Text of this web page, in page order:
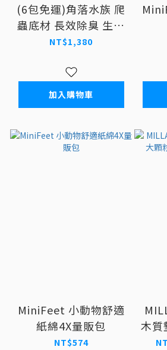
(6包免運)角落水族 爬
蟲底材 長效除臭 生態
砂2Kg (曠土棕/米白/
NT$1,380
加入購物車
MiniFeet 小動物舒適
紙綿4X量販包
NT$574
木質